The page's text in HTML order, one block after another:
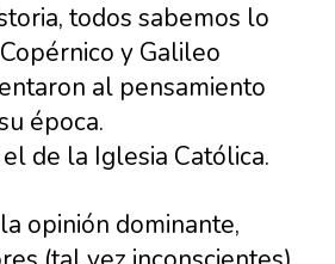
todos sabemos lo
y Galileo
al pensamiento
época.
de la Iglesia Católica.
opinión dominante,